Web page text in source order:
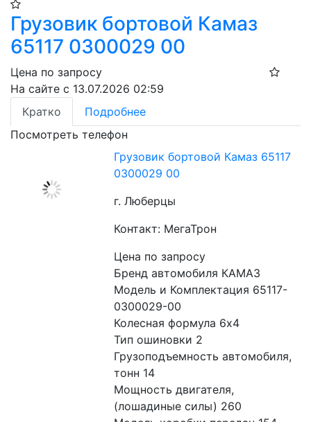
Грузовик бортовой Камаз
65117 0300029 00
Цена по запросу
На сайте с 13.07.2026 02:59
Кратко
Подробнее
Посмотреть телефон
Грузовик бортовой Камаз 65117
0300029 00
г. Люберцы
Контакт: МегаТрон
Цена по запросу
Бренд автомобиля КАМАЗ
Модель и Комплектация 65117-
0300029-00
Колесная формула 6x4
Тип ошиновки 2
Грузоподъемность автомобиля,
тонн 14
Мощность двигателя,
(лошадиные силы) 260